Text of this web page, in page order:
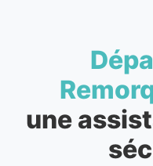
une